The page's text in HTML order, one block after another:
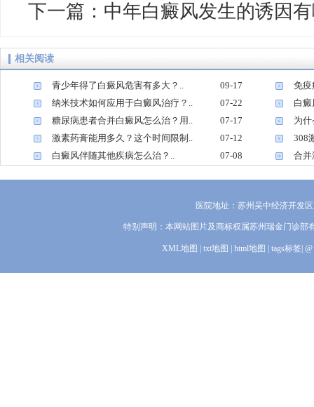
下一篇： 中年白癜风发生的诱因
相关阅读
1 青少年得了白癜风危害有多大？.. 09-17 2 免疫
3 纳米技术如何应用于白癜风治疗？.. 07-22 4 白
5 糖尿病患者合并白癜风怎么治？用.. 07-17 6 为
激素药膏能用多久？这个时间限制.. 07-12 8 308
9 白癜风伴随其他疾病怎么治？.. 07-08 10 合并
医院地址：苏州吴中经济开发
特别声明：本网站图片及商标权属苏州瑞金门诊
XML地图 txt地图 html地图 tags标签 |